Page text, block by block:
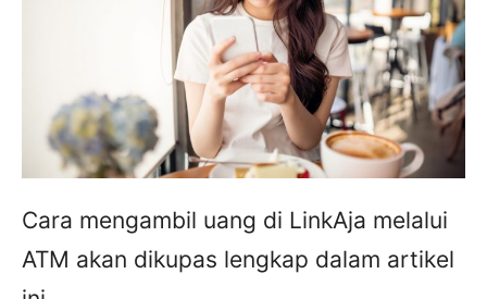
Cara mengambil uang di LinkAja melalui
ATM akan dikupas lengkap dalam artikel